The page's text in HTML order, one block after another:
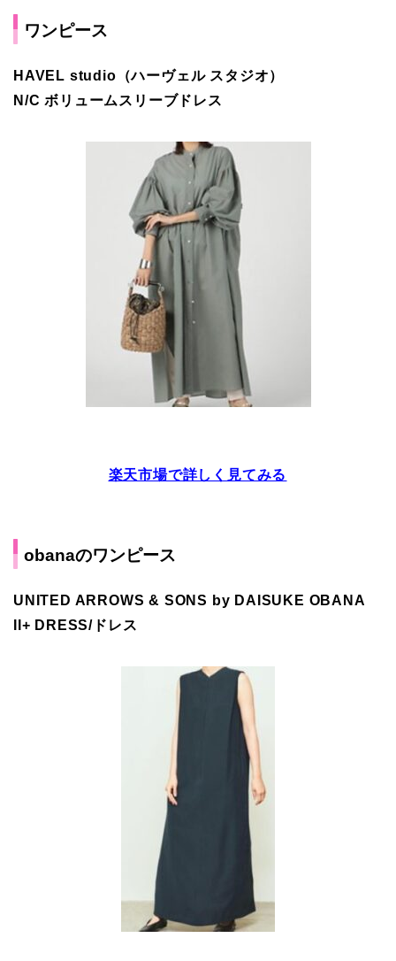
ワンピース
HAVEL studio（ハーヴェル スタジオ）
N/C ボリュームスリーブドレス
楽天市場で詳しく見てみる
obanaのワンピース
UNITED ARROWS & SONS by DAISUKE OBANA
II+ DRESS/ドレス